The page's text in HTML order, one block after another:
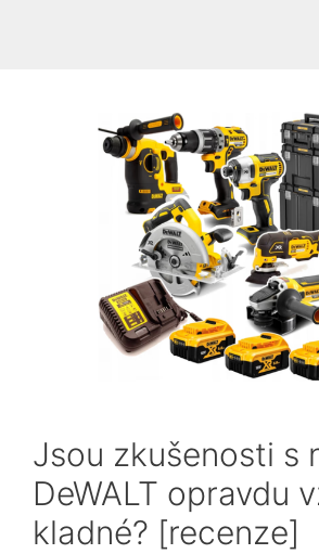
Jsou zkušenosti s
DeWALT opravdu
kladné? [recenze]